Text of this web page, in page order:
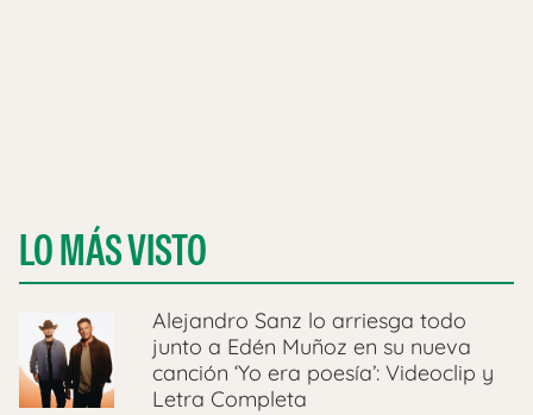
LO MÁS VISTO
Alejandro Sanz lo arriesga todo
junto a Edén Muñoz en su nueva
canción ‘Yo era poesía’: Videoclip y
Letra Completa